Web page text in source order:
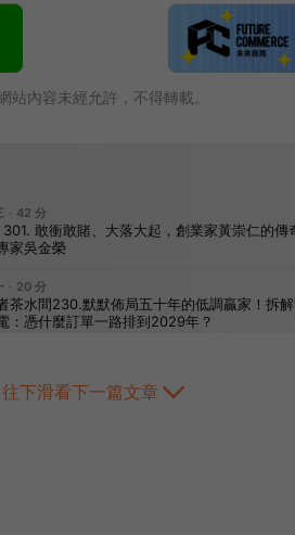
站內容未經允許，不得轉載。
往下滑看下一篇文章